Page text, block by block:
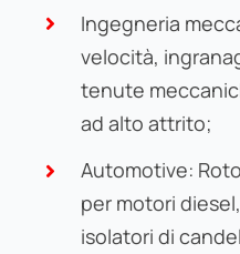
Ingegneria
velocità,
tenute
ad alto attrito;
Automotive:
per motori
isolatori di